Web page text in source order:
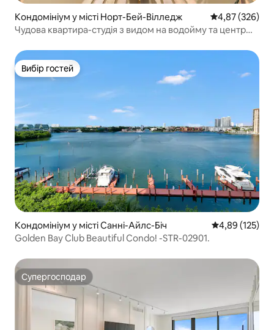
Кондомініум у місті Норт-Бей-Вілледж Середня
4,87 (326)
Чудова квартира-студія з видом на водойму та центр
Вибір гостей
Вибір гостей
Кондомініум у місті Санні-Айлс-Біч Середня
4,89 (125)
Golden Bay Club Beautiful Condo! -STR-02901.
Супергосподар
Супергосподар